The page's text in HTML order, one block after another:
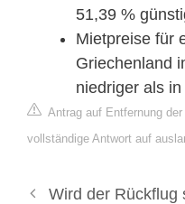
51,39 %
Mietpreise für
Griechenland
niedriger als
Antrag auf Entfernung
vollständige Antwort auf
Wird der Rückflug